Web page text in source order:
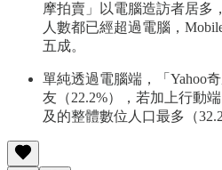
摩拍賣」以電腦造訪者居多
人數都已經超過電腦，
五成。
單純透過電腦端，「Yahoo
友（22.2%），若加上行動
及的整體數位人口最多（